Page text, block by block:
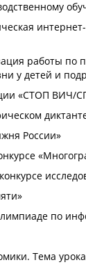
работы
у детей и
«СТОП ВИЧ/
России»
по
Тема